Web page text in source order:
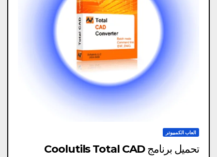
العاب الكمبيوتر
تحميل برنامج Coolutils Total CAD